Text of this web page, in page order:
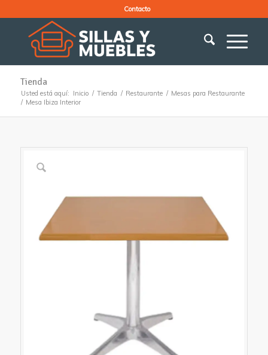
Contacto
Tienda
Usted está aquí: Inicio / Tienda / Restaurante / Mesas para Restaurante
/ Mesa Ibiza Interior